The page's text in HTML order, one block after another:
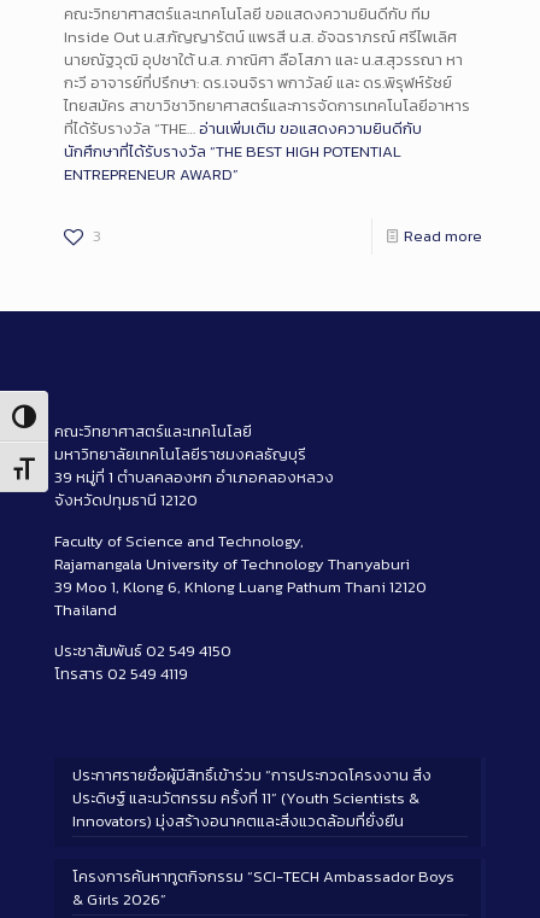
Toggle High Contrast
Toggle Font size
คณะวิทยาศาสตร์และเทคโนโลยี ขอแสดงความยินดีกับ ทีม
Inside Out น.ส.กัญญารัตน์ แพรสี น.ส. อัจฉราภรณ์ ศรีไพเลิศ
นายณัฐวุฒิ อุปชาใต้ น.ส. ภาณิศา ลือโสภา และ น.ส.สุวรรณา หา
กะวี อาจารย์ที่ปรึกษา: ดร.เจนจิรา พกาวัลย์ และ ดร.พิรุฬห์รัชย์
ไทยสมัคร สาขาวิชาวิทยาศาสตร์และการจัดการเทคโนโลยีอาหาร
ที่ได้รับรางวัล “THE…อ่านเพิ่มเติม ขอแสดงความยินดีกับ
นักศึกษาที่ได้รับรางวัล “THE BEST HIGH POTENTIAL
ENTREPRENEUR AWARD”
3 Read more
คณะวิทยาศาสตร์และเทคโนโลยี
มหาวิทยาลัยเทคโนโลยีราชมงคลธัญบุรี
39 หมู่ที่ 1 ตำบลคลองหก อำเภอคลองหลวง
จังหวัดปทุมธานี 12120
Faculty of Science and Technology,
Rajamangala University of Technology Thanyaburi
39 Moo 1, Klong 6, Khlong Luang Pathum Thani 12120
Thailand
ประชาสัมพันธ์ 02 549 4150
โทรสาร 02 549 4119
ประกาศรายชื่อผู้มีสิทธิ์เข้าร่วม “การประกวดโครงงาน สิ่ง
ประดิษฐ์ และนวัตกรรม ครั้งที่ 11” (Youth Scientists &
Innovators) มุ่งสร้างอนาคตและสิ่งแวดล้อมที่ยั่งยืน
โครงการค้นหาทูตกิจกรรม “SCI-TECH Ambassador Boys
& Girls 2026”